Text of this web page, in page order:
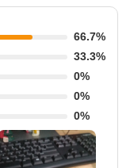
66.7%
33.3%
0%
0%
0%